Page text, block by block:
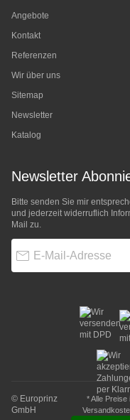
Angebote
Kontakt
Referenzen
Wir über uns
Sitemap
Newsletter
Katalog
Newsletter
Bitte senden Sie mir
und jederzeit widerruflich
Mail zu.
© Europrinz
GmbH
* Alle Preise